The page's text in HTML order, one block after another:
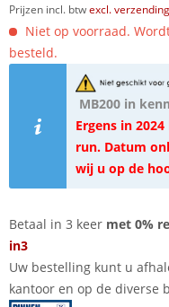
Prijzen incl. btwexcl.
Niet op voorraad.
besteld.
MB200 in
Ergens in
run. Datum
wij u op de
Betaal in 3 keer met 0%
in3
Uw bestelling kunt u
kantoor en op de diverse